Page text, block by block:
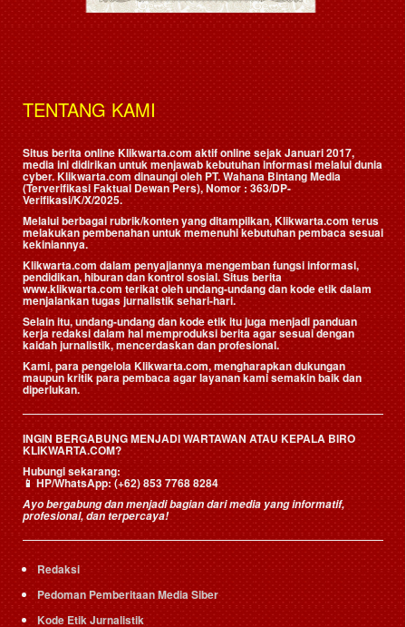
TENTANG KAMI
Situs berita online Klikwarta.com aktif online sejak Januari 2017,
media ini didirikan untuk menjawab kebutuhan informasi melalui dunia
cyber. Klikwarta.com dinaungi oleh PT. Wahana Bintang Media
(Terverifikasi Faktual Dewan Pers), Nomor : 363/DP-
Verifikasi/K/X/2025.
Melalui berbagai rubrik/konten yang ditampilkan, Klikwarta.com terus
melakukan pembenahan untuk memenuhi kebutuhan pembaca sesuai
kekiniannya.
Klikwarta.com dalam penyajiannya mengemban fungsi informasi,
pendidikan, hiburan dan kontrol sosial. Situs berita
www.klikwarta.com terikat oleh undang-undang dan kode etik dalam
menjalankan tugas jurnalistik sehari-hari.
Selain itu, undang-undang dan kode etik itu juga menjadi panduan
kerja redaksi dalam hal memproduksi berita agar sesuai dengan
kaidah jurnalistik, mencerdaskan dan profesional.
Kami, para pengelola Klikwarta.com, mengharapkan dukungan
maupun kritik para pembaca agar layanan kami semakin baik dan
diperlukan.
INGIN BERGABUNG MENJADI WARTAWAN ATAU KEPALA BIRO
KLIKWARTA.COM?
Hubungi sekarang:
📱HP/WhatsApp:(+62) 853 7768 8284
Ayo bergabung dan menjadi bagian dari media yang informatif,
profesional, dan terpercaya!
Redaksi
Pedoman Pemberitaan Media Siber
Kode Etik Jurnalistik